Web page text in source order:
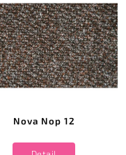
Nova Nop 12